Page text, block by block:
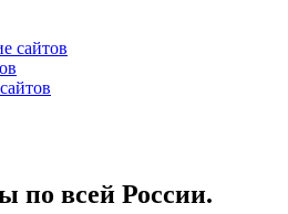
сайтов
по всей России.